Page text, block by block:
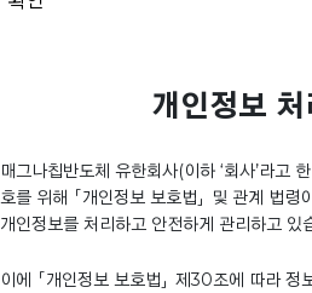
개인정보 처
매그나칩반도체 유한회사(이하 ‘회사’라고
호를 위해 「개인정보 보호법」 및 관계 법
개인정보를 처리하고 안전하게 관리하고 있
이에 「개인정보 보호법」 제30조에 따라